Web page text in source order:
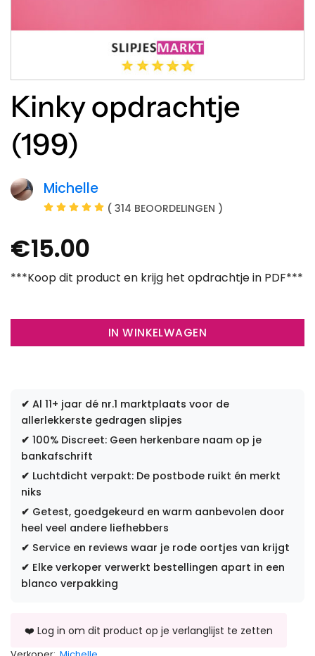
Kinky opdrachtje
(199)
Michelle
( 314 BEOORDELINGEN )
€15.00
***Koop dit product en krijg het opdrachtje in PDF***
IN WINKELWAGEN
✔ Al 11+ jaar dé nr.1 marktplaats voor de
allerlekkerste gedragen slipjes
✔ 100% Discreet: Geen herkenbare naam op je
bankafschrift
✔ Luchtdicht verpakt: De postbode ruikt én merkt
niks
✔ Getest, goedgekeurd en warm aanbevolen door
heel veel andere liefhebbers
✔ Service en reviews waar je rode oortjes van krijgt
✔ Elke verkoper verwerkt bestellingen apart in een
blanco verpakking